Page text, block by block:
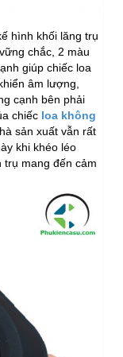
hình khối lăng trụ
chắc, 2 màu
giúp chiếc loa
âm lượng,
cạnh bên phải
chiếc loa không
sản xuất vẫn rất
khi khéo léo
trụ mang đến cảm